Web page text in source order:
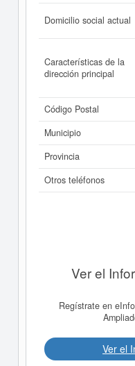
Domicilio social actual
Características de la
dirección principal
Código Postal
Municipio
Provincia
Otros teléfonos
Ver el
Regístrate en
Ver el